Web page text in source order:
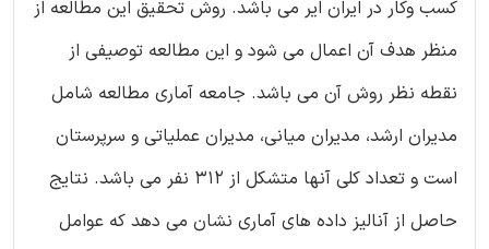
کسب وکار در ایران ایر می باشد. روش تحقیق این مطالعه از
منظر هدف آن اعمال می شود و این مطالعه توصیفی از
نقطه نظر روش آن می باشد. جامعه آماری مطالعه شامل
مدیران ارشد، مدیران میانی، مدیران عملیاتی و سرپرستان
است و تعداد کلی آنها متشکل از 312 نفر می باشد. نتایج
حاصل از آنالیز داده های آماری نشان می دهد که عوامل